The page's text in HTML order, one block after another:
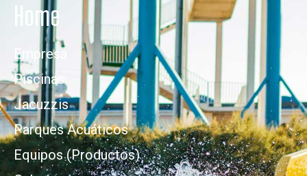
Home
Empresa
Piscinas
Jacuzzis
Parques Acuáticos
Equipos (Productos)